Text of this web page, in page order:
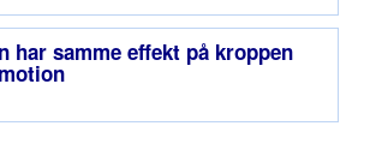
har samme effekt på kroppen